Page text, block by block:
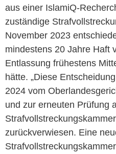
aus einer IslamiQ-
zuständige
November 2023
mindestens 20 Jahre Haft
Entlassung frühestens
hätte. „Diese
2024 vom
und zur erneuten Prüfung
zurückverwiesen. Eine